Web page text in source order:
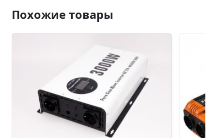
Похожие товары